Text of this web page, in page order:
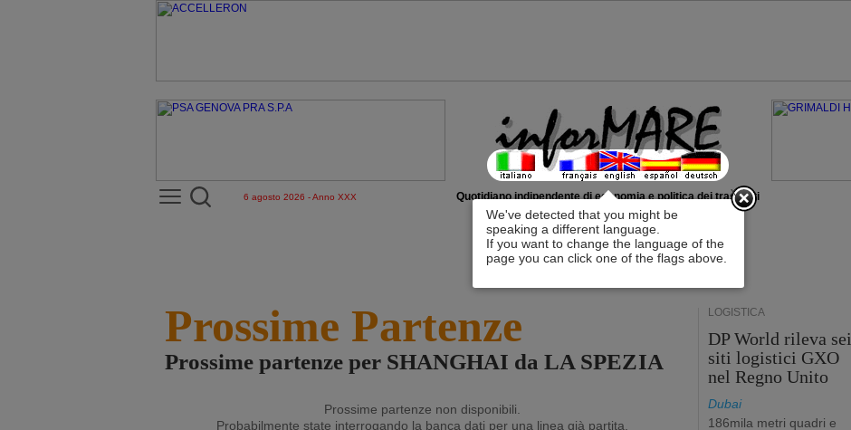
We've detected that you might be
speaking a different language.
If you want to change the language of the
page you can click one of the flags above.
x
6 agosto 2026 - Anno XXX Quotidiano indipendente di economia e politica dei trasporti
Prossime Partenze
Prossime partenze per SHANGHAI da LA SPEZIA
Prossime partenze non disponibili.
Probabilmente state interrogando la banca dati per una linea già partita.
LOGISTICA
DP World rileva sei
siti logistici GXO
nel Regno Unito
Dubai
186mila metri quadri e